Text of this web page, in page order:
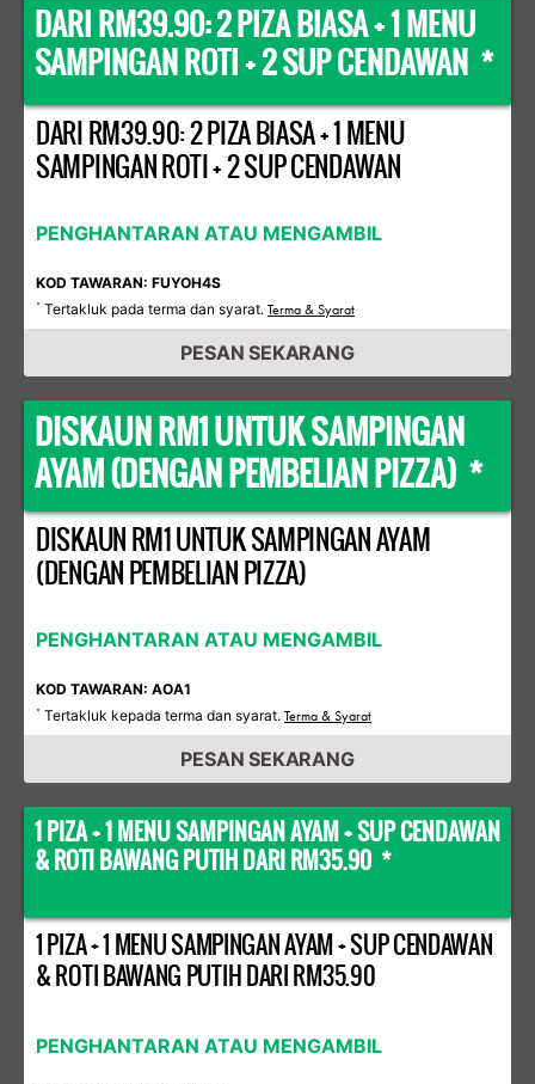
DARI RM39.90: 2 PIZA BIASA + 1 MENU
SAMPINGAN ROTI + 2 SUP CENDAWAN *
DARI RM39.90: 2 PIZA BIASA + 1 MENU
SAMPINGAN ROTI + 2 SUP CENDAWAN
PENGHANTARAN ATAU MENGAMBIL
KOD TAWARAN: FUYOH4S
* Tertakluk pada terma dan syarat. Terma & Syarat
PESAN SEKARANG
DISKAUN RM1 UNTUK SAMPINGAN
AYAM (DENGAN PEMBELIAN PIZZA) *
DISKAUN RM1 UNTUK SAMPINGAN AYAM
(DENGAN PEMBELIAN PIZZA)
PENGHANTARAN ATAU MENGAMBIL
KOD TAWARAN: AOA1
* Tertakluk kepada terma dan syarat. Terma & Syarat
PESAN SEKARANG
1 PIZA + 1 MENU SAMPINGAN AYAM + SUP CENDAWAN
& ROTI BAWANG PUTIH DARI RM35.90 *
1 PIZA + 1 MENU SAMPINGAN AYAM + SUP CENDAWAN
& ROTI BAWANG PUTIH DARI RM35.90
PENGHANTARAN ATAU MENGAMBIL